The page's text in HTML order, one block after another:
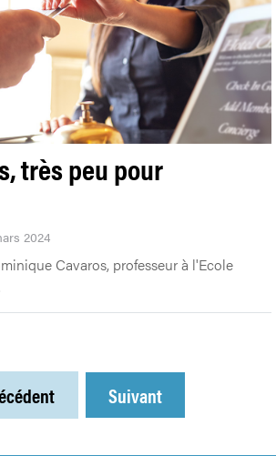
très peu pour
2024
Cavaros, professeur à l'Ecole
Suivant